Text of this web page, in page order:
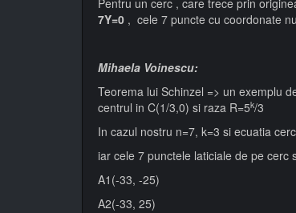
Pentru un cerc , care trece prin
7Y=0 , cele 7 puncte cu coordonate
Mihaela Voinescu:
Teorema lui Schinzel => un exemplu
centrul in C(1/3,0) si raza R=5k/3
In cazul nostru n=7, k=3 si ecuatia
iar cele 7 punctele laticiale de pe cerc
A1(-33, -25)
A2(-33, 25)